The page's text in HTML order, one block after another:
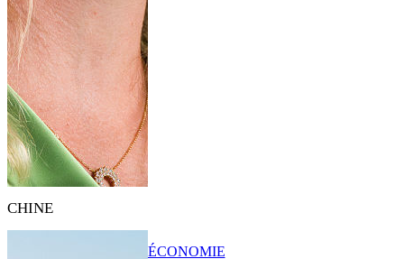
CHINE
ÉCONOMIE